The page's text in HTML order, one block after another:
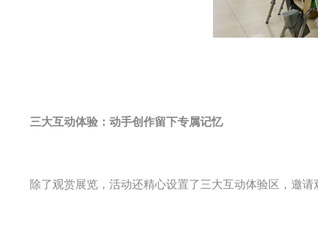
三大互动体验：动手创作留下专属记忆
除了观赏展览，活动还精心设置了三大互动体验区，邀请